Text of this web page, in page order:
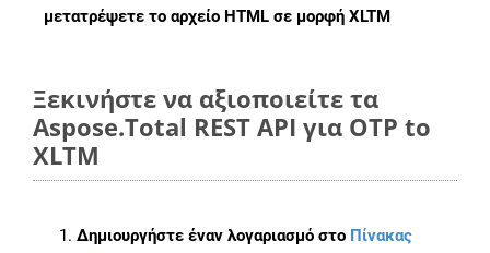
μετατρέψετε το αρχείο HTML σε μορφή XLTM
Ξεκινήστε να αξιοποιείτε τα
Aspose.Total REST API για OTP to
XLTM
Δημιουργήστε έναν λογαριασμό στο Πίνακας